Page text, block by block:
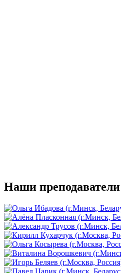
Наши преподаватели